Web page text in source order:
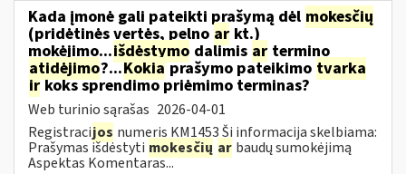
Kada įmonė gali pateikti prašymą dėl mokesčių
(pridėtinės vertės, pelno ar kt.)
mokėjimo...išdėstymo dalimis ar termino
atidėjimo?...Kokiaprašymo pateikimo tvarka
irkoks sprendimo priėmimo terminas?
Web turinio sąrašas 2026-04-01
Registracijos numeris KM1453 Ši informacija skelbiama:
Prašymas išdėstyti mokesčių ar baudų sumokėjimą
Aspektas Komentaras...